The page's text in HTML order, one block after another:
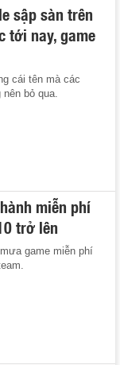
sập sàn trên
tới nay, game
cái tên mà các
bỏ qua.
miễn phí
trở lên
game miễn phí